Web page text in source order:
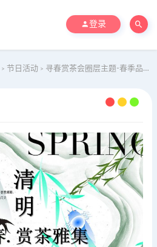
登录
> 节日活动 > 寻春赏茶会圈层主题-春季品质赏茶寻春地产暖场活动策划方案